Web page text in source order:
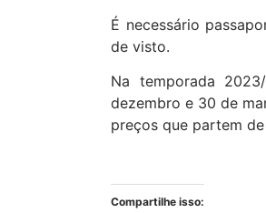
É necessário
de visto.
Na temporada
dezembro e 30 de
preços que partem
Compartilhe isso: